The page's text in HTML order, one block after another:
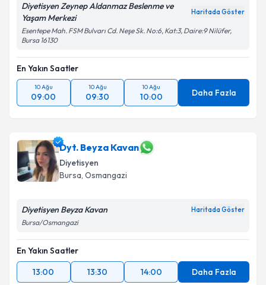
Takvim Talebini Gönder
Diyetisyen Zeynep Aldanmaz Beslenme ve
Yaşam Merkezi
Haritada Göster
Esentepe Mah. FSM Bulvarı Cd. Neşe Sk. No:6, Kat:3, Daire:9 Nilüfer,
Bursa 16130
En Yakın Saatler
10 Ağu
09:00
10 Ağu
09:30
10 Ağu
10:00 Daha Fazla
Dyt. Beyza Kavan
Diyetisyen
Bursa, Osmangazi
Diyetisyen Beyza Kavan Haritada Göster
Bursa/Osmangazi
En Yakın Saatler
13:00
13:30 14:00 Daha Fazla